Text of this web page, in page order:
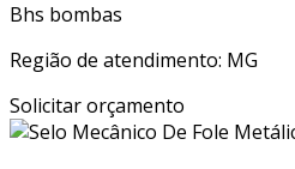
Bhs bombas
Região de atendimento: MG
Solicitar orçamento